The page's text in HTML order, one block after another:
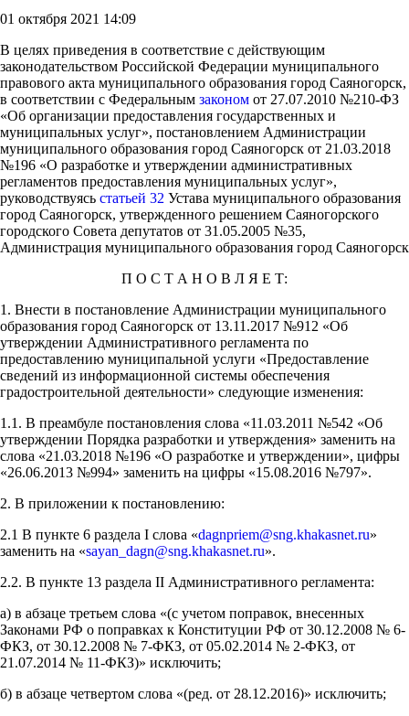
01 октября 2021 14:09
В целях приведения в соответствие с действующим
законодательством Российской Федерации муниципального
правового акта муниципального образования город Саяногорск,
в соответствии с Федеральным законом от 27.07.2010 №210-ФЗ
«Об организации предоставления государственных и
муниципальных услуг», постановлением Администрации
муниципального образования город Саяногорск от 21.03.2018
№196 «О разработке и утверждении административных
регламентов предоставления муниципальных услуг»,
руководствуясь статьей 32 Устава муниципального образования
город Саяногорск, утвержденного решением Саяногорского
городского Совета депутатов от 31.05.2005 №35,
Администрация муниципального образования город Саяногорск
П О С Т А Н О В Л Я Е Т:
1. Внести в постановление Администрации муниципального
образования город Саяногорск от 13.11.2017 №912 «Об
утверждении Административного регламента по
предоставлению муниципальной услуги «Предоставление
сведений из информационной системы обеспечения
градостроительной деятельности» следующие изменения:
1.1. В преамбуле постановления слова «11.03.2011 №542 «Об
утверждении Порядка разработки и утверждения» заменить на
слова «21.03.2018 №196 «О разработке и утверждении», цифры
«26.06.2013 №994» заменить на цифры «15.08.2016 №797».
2. В приложении к постановлению:
2.1 В пункте 6 раздела I слова «dagnpriem@sng.khakasnet.ru»
заменить на «sayan_dagn@sng.khakasnet.ru».
2.2. В пункте 13 раздела II Административного регламента:
а) в абзаце третьем слова «(с учетом поправок, внесенных
Законами РФ о поправках к Конституции РФ от 30.12.2008 № 6-
ФКЗ, от 30.12.2008 № 7-ФКЗ, от 05.02.2014 № 2-ФКЗ, от
21.07.2014 № 11-ФКЗ)» исключить;
б) в абзаце четвертом слова «(ред. от 28.12.2016)» исключить;